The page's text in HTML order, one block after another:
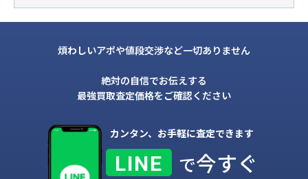
煩わしいアポや値段交渉など一切ありません
絶対の自信でお伝えする
最強買取査定価格をご確認ください
カンタン、お手軽に査定できます
LINE で今すぐ